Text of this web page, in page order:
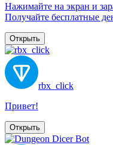
Нажимайте на экран и
Получайте бесплатные
Открыть
rbx_click
Привет!
Открыть